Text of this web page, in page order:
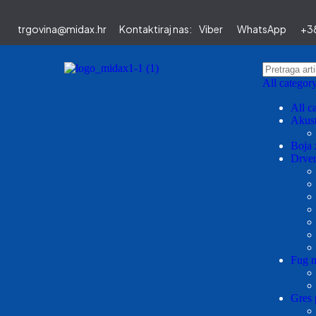
trgovina@midax.hr Kontaktiraj nas: Viber WhatsApp
All
All
Boja
Fug
Gres